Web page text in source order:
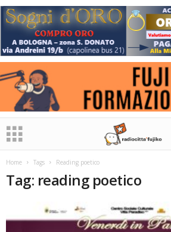
Home Tags Reading poetico
Tag: reading poetico